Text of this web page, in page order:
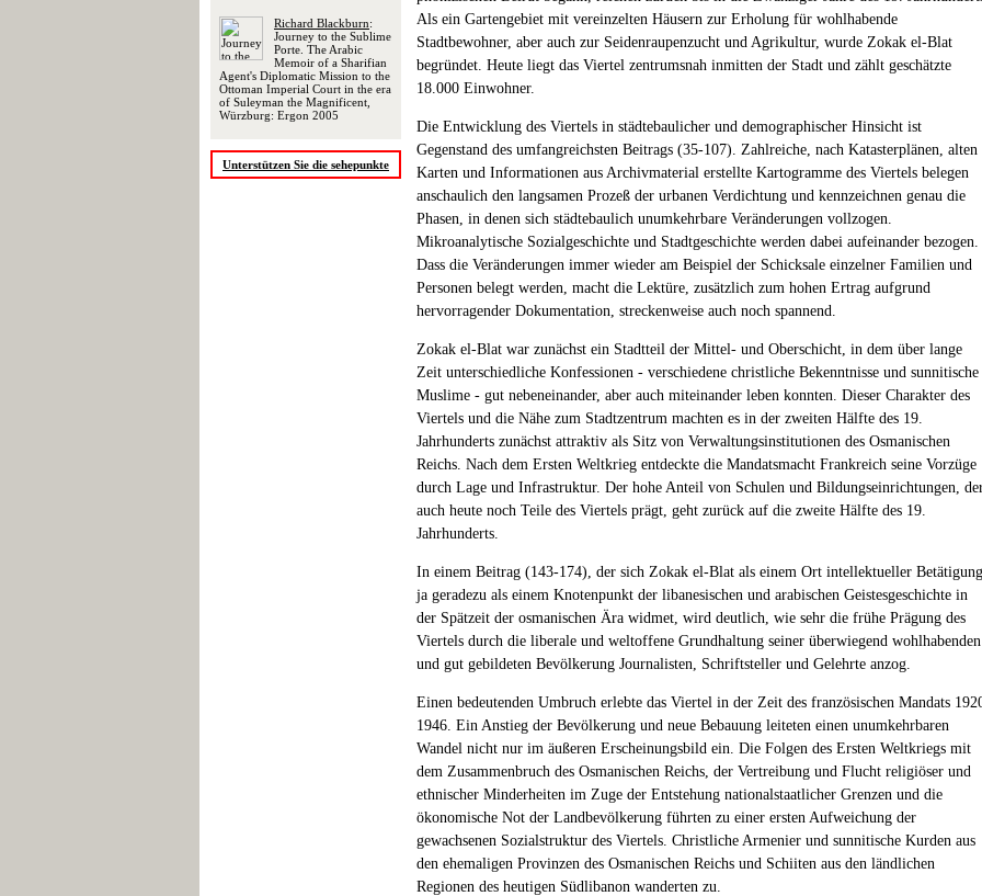
Richard Blackburn:
Journey to the Sublime
Porte. The Arabic
Memoir of a Sharifian
Agent's Diplomatic Mission to the
Ottoman Imperial Court in the era
of Suleyman the Magnificent,
Würzburg: Ergon 2005
Unterstützen Sie die sehepunkte
Als ein Gartengebiet mit vereinzelten Häusern zur Erholung für wohlhabende
Stadtbewohner, aber auch zur Seidenraupenzucht und Agrikultur, wurde Zokak el-Blat
begründet. Heute liegt das Viertel zentrumsnah inmitten der Stadt und zählt geschätzte
18.000 Einwohner.
Die Entwicklung des Viertels in städtebaulicher und demographischer Hinsicht ist
Gegenstand des umfangreichsten Beitrags (35-107). Zahlreiche, nach Katasterplänen, alten
Karten und Informationen aus Archivmaterial erstellte Kartogramme des Viertels belegen
anschaulich den langsamen Prozeß der urbanen Verdichtung und kennzeichnen genau die
Phasen, in denen sich städtebaulich unumkehrbare Veränderungen vollzogen.
Mikroanalytische Sozialgeschichte und Stadtgeschichte werden dabei aufeinander bezogen.
Dass die Veränderungen immer wieder am Beispiel der Schicksale einzelner Familien und
Personen belegt werden, macht die Lektüre, zusätzlich zum hohen Ertrag aufgrund
hervorragender Dokumentation, streckenweise auch noch spannend.
Zokak el-Blat war zunächst ein Stadtteil der Mittel- und Oberschicht, in dem über lange
Zeit unterschiedliche Konfessionen - verschiedene christliche Bekenntnisse und sunnitische
Muslime - gut nebeneinander, aber auch miteinander leben konnten. Dieser Charakter des
Viertels und die Nähe zum Stadtzentrum machten es in der zweiten Hälfte des 19.
Jahrhunderts zunächst attraktiv als Sitz von Verwaltungsinstitutionen des Osmanischen
Reichs. Nach dem Ersten Weltkrieg entdeckte die Mandatsmacht Frankreich seine Vorzüge
durch Lage und Infrastruktur. Der hohe Anteil von Schulen und Bildungseinrichtungen,
auch heute noch Teile des Viertels prägt, geht zurück auf die zweite Hälfte des 19.
Jahrhunderts.
In einem Beitrag (143-174), der sich Zokak el-Blat als einem Ort intellektueller
ja geradezu als einem Knotenpunkt der libanesischen und arabischen Geistesgeschichte in
der Spätzeit der osmanischen Ära widmet, wird deutlich, wie sehr die frühe Prägung des
Viertels durch die liberale und weltoffene Grundhaltung seiner überwiegend wohlhabenden
und gut gebildeten Bevölkerung Journalisten, Schriftsteller und Gelehrte anzog.
Einen bedeutenden Umbruch erlebte das Viertel in der Zeit des französischen Mandats
1946. Ein Anstieg der Bevölkerung und neue Bebauung leiteten einen unumkehrbaren
Wandel nicht nur im äußeren Erscheinungsbild ein. Die Folgen des Ersten Weltkriegs mit
dem Zusammenbruch des Osmanischen Reichs, der Vertreibung und Flucht religiöser und
ethnischer Minderheiten im Zuge der Entstehung nationalstaatlicher Grenzen und die
ökonomische Not der Landbevölkerung führten zu einer ersten Aufweichung der
gewachsenen Sozialstruktur des Viertels. Christliche Armenier und sunnitische Kurden aus
den ehemaligen Provinzen des Osmanischen Reichs und Schiiten aus den ländlichen
Regionen des heutigen Südlibanon wanderten zu.